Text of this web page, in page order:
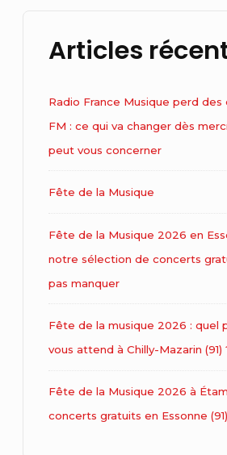
Articles
Radio France Musique perd
FM : ce qui va changer dès
peut vous concerner
Fête de la Musique
Fête de la Musique 2026 en
notre sélection de concerts
pas manquer
Fête de la musique 2026 : quel
vous attend à Chilly-Mazarin (91)
Fête de la Musique 2026 à
concerts gratuits en Essonne (91)